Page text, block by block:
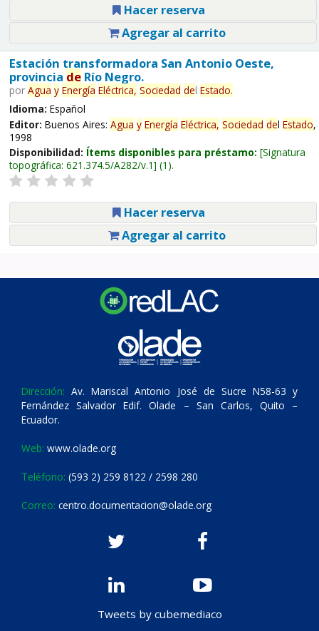
Hacer reserva
Agregar al carrito
Estación transformadora San Antonio Oeste,
provincia deRío Negro.
por Agua y Energía Eléctrica, Sociedad del Estado.
Idioma: Español
Editor: Buenos Aires: Agua y Energía Eléctrica, Sociedad del Estado,
1998
Disponibilidad: Ítems disponibles para préstamo: Signatura
topográfica: 621.374.5/A282/v.1 (1).
Hacer reserva
Agregar al carrito
Dirección: Av. Mariscal Antonio José de Sucre N58-63 y
Fernández Salvador Edif. Olade – San Carlos, Quito –
Ecuador.
Web: www.olade.org
Teléfono: (593 2) 259 8122 / 2598 280
Correo: centro.documentacion@olade.org
Tweets by cubemediaco